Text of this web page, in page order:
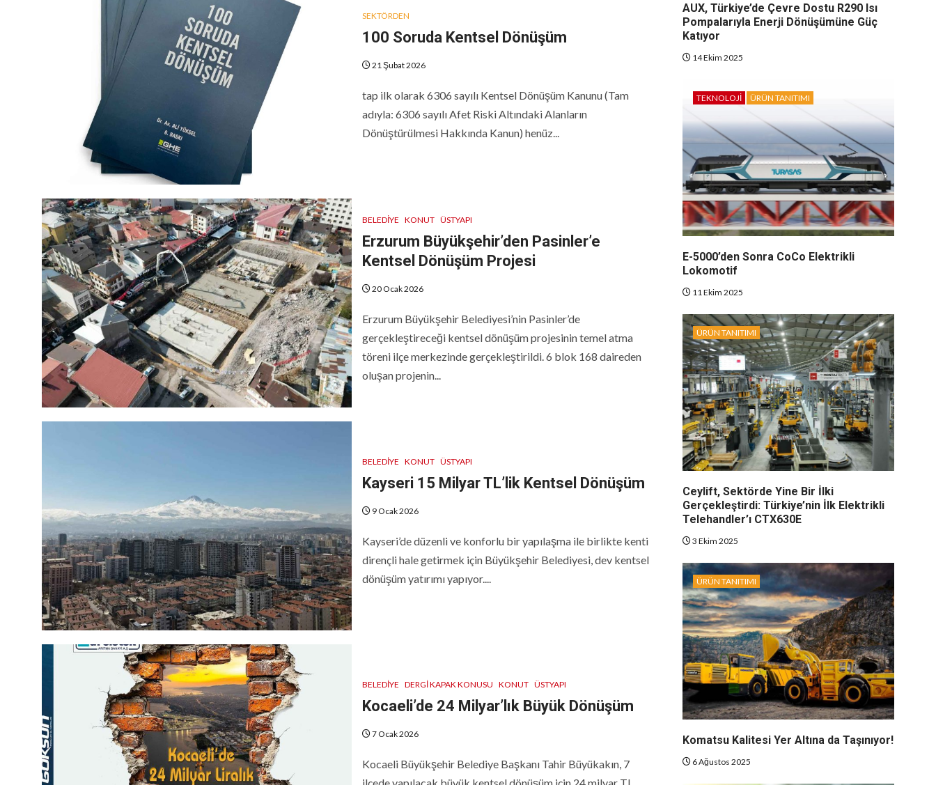
SEKTÖRDEN
100 Soruda Kentsel Dönüşüm
21 Şubat 2026
tap ilk olarak 6306 sayılı Kentsel Dönüşüm Kanunu (Tam
adıyla: 6306 sayılı Afet Riski Altındaki Alanların
Dönüştürülmesi Hakkında Kanun) henüz...
BELEDIYE KONUT ÜSTYAPI
Erzurum Büyükşehir’den Pasinler’e
Kentsel Dönüşüm Projesi
20 Ocak 2026
Erzurum Büyükşehir Belediyesi’nin Pasinler’de
gerçekleştireceği kentsel dönüşüm projesinin temel atma
töreni ilçe merkezinde gerçekleştirildi. 6 blok 168 daireden
oluşan projenin...
BELEDIYE KONUT ÜSTYAPI
Kayseri 15 Milyar TL’lik Kentsel Dönüşüm
9 Ocak 2026
Kayseri’de düzenli ve konforlu bir yapılaşma ile birlikte kenti
dirençli hale getirmek için Büyükşehir Belediyesi, dev kentsel
dönüşüm yatırımı yapıyor....
BELEDIYE DERGI KAPAK KONUSU KONUT ÜSTYAPI
Kocaeli’de 24 Milyar’lık Büyük Dönüşüm
7 Ocak 2026
Kocaeli Büyükşehir Belediye Başkanı Tahir Büyükakın, 7
AUX, Türkiye’de Çevre Dostu R290 Isı
Pompalarıyla Enerji Dönüşümüne Güç
Katıyor
14 Ekim 2025
TEKNOLOJI ÜRÜN TANITIMI
E-5000’den Sonra CoCo Elektrikli
Lokomotif
11 Ekim 2025
ÜRÜN TANITIMI
Ceylift, Sektörde Yine Bir İlki
Gerçekleştirdi: Türkiye’nin İlk Elektrikli
Telehandler’ı CTX630E
3 Ekim 2025
ÜRÜN TANITIMI
Komatsu Kalitesi Yer Altına da Taşınıyor!
6 Ağustos 2025